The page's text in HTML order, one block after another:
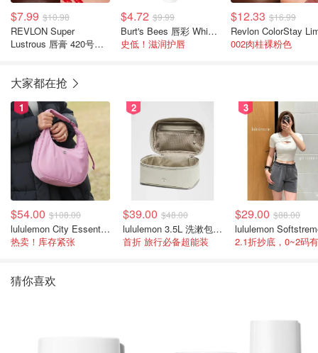
$7.99 $10.98
REVLON Super
Lustrous 唇膏 420号
$4.72 $9.99
Burt's Bees 唇彩 Whisper色 1支
史低！滋润护唇
$12.33 $16.99
002肉桂裸粉色
大家都在抢
1
$54.00 $108.00
lululemon City Essentials 肩背包 4L
热卖！库存紧张
2
$39.00 $48.00
lululemon 3.5L 洗漱包/盒子包
首折 旅行必备超能装
3
$29.00 $88.00
2.1折抄底，0~2码
猜你喜欢